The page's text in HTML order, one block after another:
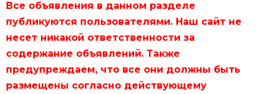
Все объявления в данном разделе
публикуются пользователями. Наш сайт не
несет никакой ответственности за
содержание объявлений. Также
предупреждаем, что все они должны быть
размещены согласно действующему